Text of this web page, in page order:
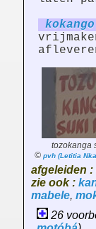
kokang
tozokanga
© pvh (Letitia
afgeleiden :
zie ook :
mabele,
26